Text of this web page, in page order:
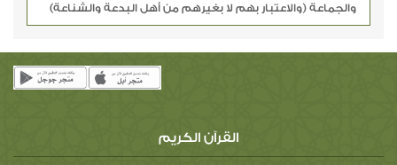
والجماعة (والاعتبار بهم لا بغيرهم من أهل البدعة والشناعة)
القرآن الكريم